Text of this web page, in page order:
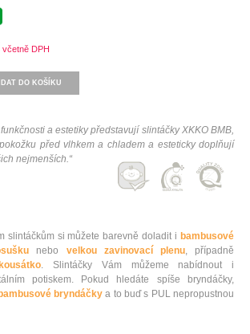
DO KOŠÍKU
a estetiky představují slintáčky XKKO BMB,
před vlhkem a chladem a esteticky doplňují
nejmenších.“
slintáčkům si můžete barevně doladit i bambusové
nebo velkou zavinovací plenu, případně
. Slintáčky Vám můžeme nabídnout i
potiskem. Pokud hledáte spíše bryndáčky,
bambusové bryndáčky a to buď s PUL nepropustnou